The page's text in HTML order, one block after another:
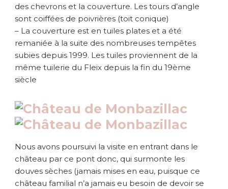
des chevrons et la couverture. Les tours d’angle
sont coiffées de poivrières (toit conique)
– La couverture est en tuiles plates et a été
remaniée à la suite des nombreuses tempêtes
subies depuis 1999. Les tuiles proviennent de la
même tuilerie du Fleix depuis la fin du 19ème
siècle
Nous avons poursuivi la visite en entrant dans le
château par ce pont donc, qui surmonte les
douves sèches (jamais mises en eau, puisque ce
château familial n’a jamais eu besoin de devoir se